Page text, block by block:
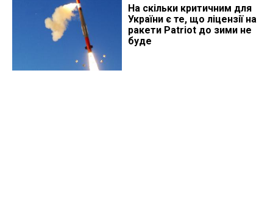
На скільки критичним для
України є те, що ліцензії на
ракети Patriot до зими не
буде